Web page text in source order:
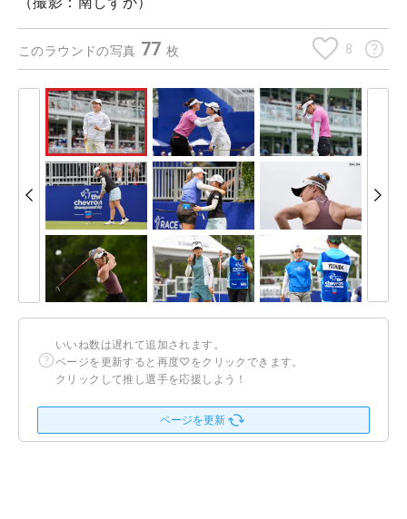
このラウンドの写真 77枚 8
いいね数は遅れて追加されます。
ページを更新すると再度♡をクリックできます。
クリックして推し選手を応援しよう！
ページを更新